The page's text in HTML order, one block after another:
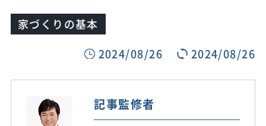
家づくりの基本
2024/08/26
2024/08/26
記事監修者